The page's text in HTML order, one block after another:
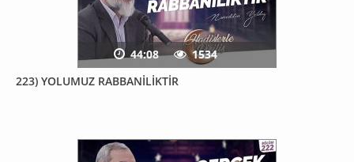
223) YOLUMUZ RABBANİLİKTİR
44:08 1534